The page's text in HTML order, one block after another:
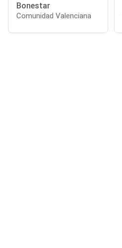
Bonestar
Comunidad Valenciana